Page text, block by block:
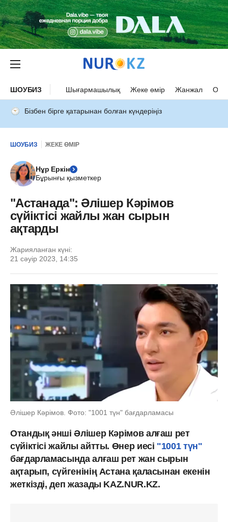
ШОУБИЗ Шығармашылық Жеке өмір Жанжал
Бізбен бірге қатарынан болған күндеріңіз
ШОУБИЗ ЖЕКЕ ӨМІР
Нұр Еркін
Бұрынғы қызметкер
"Астанада": Әлішер Кәрімов
сүйіктісі жайлы жан сырын
ақтарды
Жарияланған күні:
21 сәуір 2023, 14:35
Әлішер Кәрімов. Фото: "1001 түн" бағдарламасы
Отандық әнші Әлішер Кәрімов алғаш рет
сүйіктісі жайлы айтты. Өнер иесі "1001 түн"
бағдарламасында алғаш рет жан сырын
ақтарып, сүйгенінің Астана қаласынан екенін
жеткізді, деп жазады KAZ.NUR.KZ.